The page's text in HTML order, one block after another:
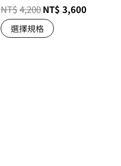
NT$4,200NT$ 3,600
選擇規格